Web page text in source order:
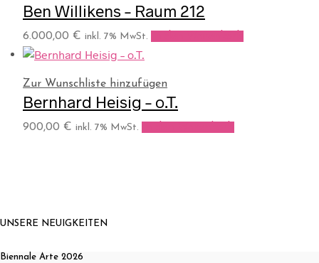
Ben Willikens – Raum 212
6.000,00 € inkl. 7% MwSt.
Zur Wunschliste hinzufügen
Bernhard Heisig – o.T.
900,00 € inkl. 7% MwSt.
UNSERE NEUIGKEITEN
Biennale Arte 2026